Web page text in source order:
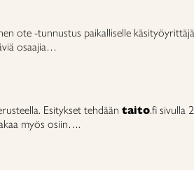
ote -tunnustus paikalliselle
osaajia…
Esitykset tehdään taito.fi sivulla
myös osiin….